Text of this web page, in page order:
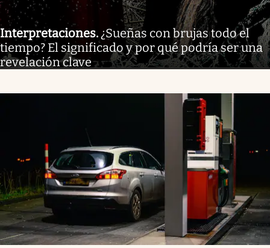
Interpretaciones. ¿Sueñas con brujas todo el
tiempo? El significado y por qué podría ser una
revelación clave